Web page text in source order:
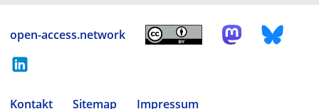
open-access.network
Kontakt Sitemap
Impressum